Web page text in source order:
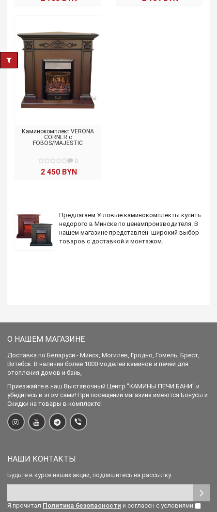
Каминокомплект VERONA
CORNER с
FOBOS/MAJESTIC
0
2 450 BYN
Предлагаем Угловые каминокомплекты купить
недорого в Минске по ценампроизводителя. В
нашем магазине представлен широкий выбор
товаров с доставкой и монтажом.
О НАШЕМ МАГАЗИНЕ
Доставка по Беларуси - Минск, Могилев, Гродно, Гомель, Брест,
Витебск. В наличии более 1000 моделей каминов и печей для
отопления домов и бань,
Приезжайте в наш Выставочный Центр "КАМИНЫ ПЕЧИ БАНИ" и
убедитесь в этом сами! При посещении магазина имеются Бонусы и
Скидки на товары в комплекте!
НАШИ КОНТАКТЫ
Будьте в курсе наших акций, подпишитесь на рассылку:
Я прочитал Политика безопасности и согласен с условиями